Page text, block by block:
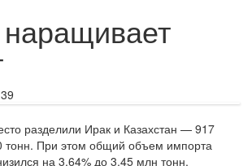
разделили Ирак и Казахстан — 917
тонн. При этом общий объем импорта
на 3,64% до 3,45 млн тонн,